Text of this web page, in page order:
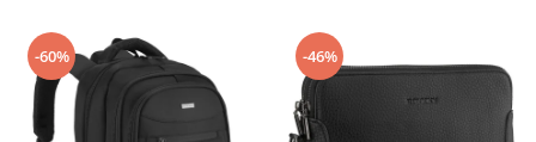
-60% -46%